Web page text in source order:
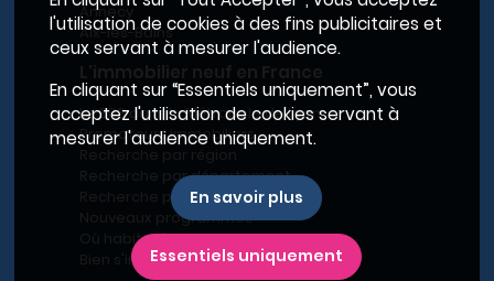
Annecy
Aix-les-Bains
Le BRS dans la Métropole de Lyon
Promoteurs immobiliers
Recherche par département
Recherche par ville
Nouveaux programmes
Où habiter à Marseille ?
Bien s'installer
l'utilisation de cookies à des fins publicitaires et
ceux servant à mesurer l'audience.
En cliquant sur “Essentiels uniquement”, vous
acceptez l'utilisation de cookies servant à
mesurer l'audience uniquement.
En savoir plus
Essentiels uniquement